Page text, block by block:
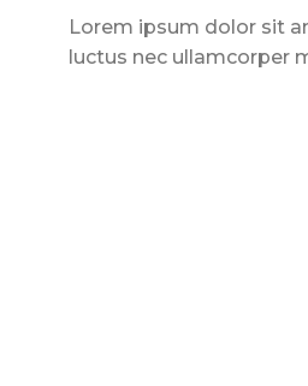
Lorem ipsum dolor sit
luctus nec ullamcorper